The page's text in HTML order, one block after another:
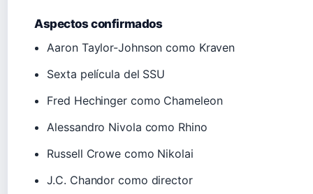
Aspectos confirmados
Aaron Taylor-Johnson como Kraven
Sexta película del SSU
Fred Hechinger como Chameleon
Alessandro Nivola como Rhino
Russell Crowe como Nikolai
J.C. Chandor como director